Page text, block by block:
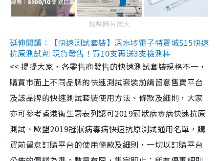
點擊圖片放大
延伸閱讀：【快速測試套裝】深水埗電子特賣城$15快速
抗原測試劑 現貨發售！買10支再送3支檢測棒
<< 提提大家，各零售商發售的快速測試套裝規格不一，
購買市面上不同品牌的快速測試套裝前請留意售賣平台
及該品牌的快速測試套裝使用方法、條款及細則，大家
亦可參考香港衞生署表列認可2019冠狀病毒病快速抗原
測試、歐盟2019冠狀病毒病快速抗原測試通用名單，購
買前留意訂購平台的使用條款及細則，一切以訂購平台